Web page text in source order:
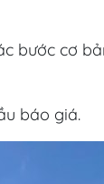
bước cơ
báo giá.